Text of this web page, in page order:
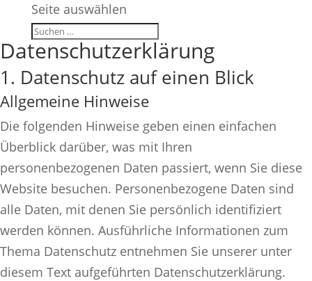
Seite auswählen
Datenschutz­erklärung
1. Datenschutz auf einen Blick
Allgemeine Hinweise
Die folgenden Hinweise geben einen einfachen
Überblick darüber, was mit Ihren
personenbezogenen Daten passiert, wenn Sie diese
Website besuchen. Personenbezogene Daten sind
alle Daten, mit denen Sie persönlich identifiziert
werden können. Ausführliche Informationen zum
Thema Datenschutz entnehmen Sie unserer unter
diesem Text aufgeführten Datenschutzerklärung.